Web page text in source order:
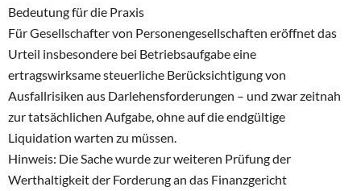
Bedeutung für die Praxis
Für Gesellschafter von Personengesellschaften eröffnet das
Urteil insbesondere bei Betriebsaufgabe eine
ertragswirksame steuerliche Berücksichtigung von
Ausfallrisiken aus Darlehensforderungen – und zwar zeitnah
zur tatsächlichen Aufgabe, ohne auf die endgültige
Liquidation warten zu müssen.
Hinweis: Die Sache wurde zur weiteren Prüfung der
Werthaltigkeit der Forderung an das Finanzgericht